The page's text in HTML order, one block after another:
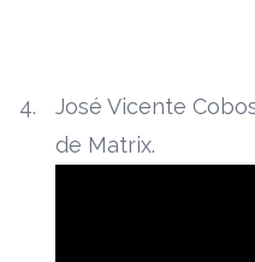
José Vicente
de Matrix.